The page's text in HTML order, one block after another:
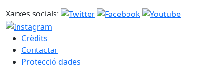
Xarxes socials:
Crèdits
Contactar
Protecció dades